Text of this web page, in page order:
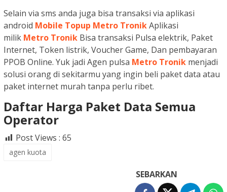
Selain via sms anda juga bisa transaksi via aplikasi
android Mobile Topup Metro TronikAplikasi
milik Metro Tronik Bisa transaksi Pulsa elektrik, Paket
Internet, Token listrik, Voucher Game, Dan pembayaran
PPOB Online. Yuk jadi Agen pulsa Metro Tronik menjadi
solusi orang di sekitarmu yang ingin beli paket data atau
paket internet murah tanpa perlu ribet.
Daftar Harga Paket Data Semua
Operator
Post Views : 65
agen kuota
SEBARKAN